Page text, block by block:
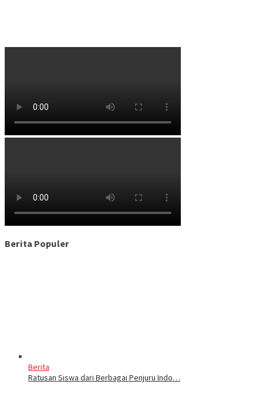
Berita Populer
Berita
Ratusan Siswa dari Berbagai Penjuru Indo…